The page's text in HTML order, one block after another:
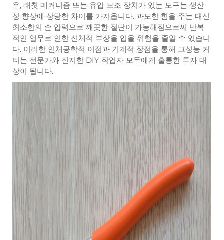
우, 래칫 메커니즘 또는 유압 보조 장치가 있는 도구는 생산
성 향상에 상당한 차이를 가져옵니다. 과도한 힘을 주는 대신
최소한의 손 압력으로 깨끗한 절단이 가능해짐으로써 반복
적인 업무로 인한 신체적 부상을 입을 위험을 줄일 수 있습니
다. 이러한 인체공학적 이점과 기계적 장점을 통해 고성능 커
터는 전문가와 진지한 DIY 작업자 모두에게 훌륭한 투자 대
상이 됩니다.